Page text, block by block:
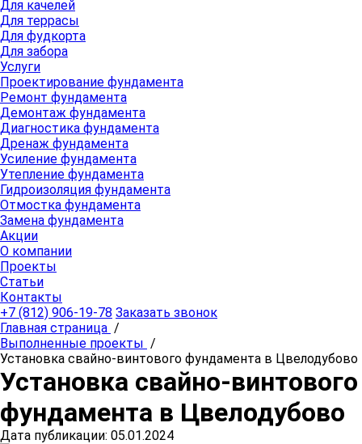
Для качелей
Для террасы
Для фудкорта
Для забора
Услуги
Проектирование фундамента
Ремонт фундамента
Демонтаж фундамента
Диагностика фундамента
Дренаж фундамента
Усиление фундамента
Утепление фундамента
Гидроизоляция фундамента
Отмостка фундамента
Замена фундамента
Акции
О компании
Проекты
Статьи
Контакты
+7 (812) 906-19-78 Заказать звонок
Главная страница /
Выполненные проекты /
Установка свайно-винтового фундамента в Цвелодубово
Установка свайно-винтового
фундамента в Цвелодубово
Дата публикации: 05.01.2024